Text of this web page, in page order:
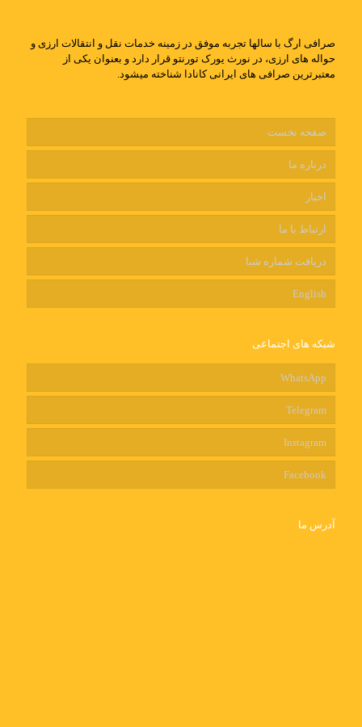
صرافی ارگ با سالها تجربه موفق در زمینه خدمات نقل و انتقالات ارزی و
حواله های ارزی، در نورث یورک تورنتو قرار دارد و بعنوان یکی از
معتبرترین صرافی های ایرانی کانادا شناخته میشود.
صفحه نخست
درباره ما
اخبار
ارتباط با ما
دریافت شماره شبا
English
شبکه های اجتماعی
WhatsApp
Telegram
Instagram
Facebook
آدرس ما